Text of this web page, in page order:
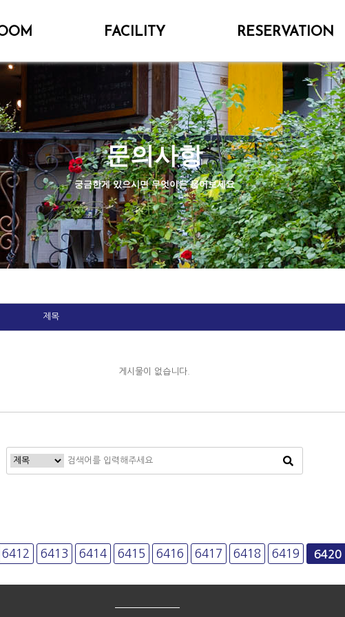
FACILITY RESERVATION
문의사항
궁금한게 있으시면 무엇이든 물어보세요
제목
게시물이 없습니다.
6412 6413 6414 6415 6416 6417 6418 6419 6420
다음